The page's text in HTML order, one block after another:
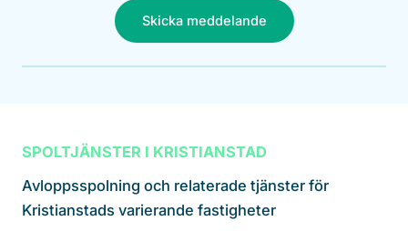
Skicka meddelande
SPOLTJÄNSTER I KRISTIANSTAD
Avloppsspolning och relaterade tjänster för
Kristianstads varierande fastigheter